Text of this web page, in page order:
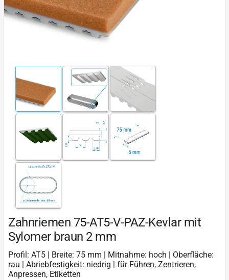
Zahnriemen 75-AT5-V-PAZ-Kevlar mit
Sylomer braun 2 mm
Profil: AT5 | Breite: 75 mm | Mitnahme: hoch | Oberfläche:
rau | Abriebfestigkeit: niedrig | für Führen, Zentrieren,
Anpressen, Etiketten